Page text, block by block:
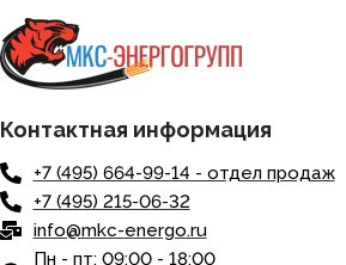
Контактная информация
+7 (495) 664-99-14 - отдел продаж
+7 (495) 215-06-32
info@mkc-energo.ru
Пн - пт: 09:00 - 18:00